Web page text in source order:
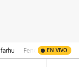
Ifarhu Fenómeno de El
EN VIVO